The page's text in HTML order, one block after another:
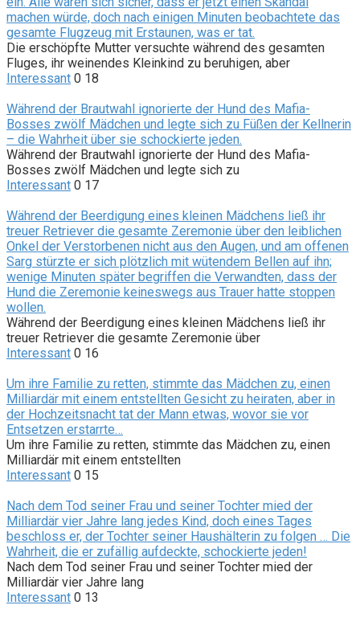
machen würde, doch nach einigen Minuten beobachtete das
gesamte Flugzeug mit Erstaunen, was er tat.
Die erschöpfte Mutter versuchte während des gesamten
Fluges, ihr weinendes Kleinkind zu beruhigen, aber
Interessant 0 18
Während der Brautwahl ignorierte der Hund des Mafia-
Bosses zwölf Mädchen und legte sich zu Füßen der Kellnerin
– die Wahrheit über sie schockierte jeden.
Während der Brautwahl ignorierte der Hund des Mafia-
Bosses zwölf Mädchen und legte sich zu
Interessant 0 17
Während der Beerdigung eines kleinen Mädchens ließ ihr
treuer Retriever die gesamte Zeremonie über den leiblichen
Onkel der Verstorbenen nicht aus den Augen, und am offenen
Sarg stürzte er sich plötzlich mit wütendem Bellen auf ihn;
wenige Minuten später begriffen die Verwandten, dass der
Hund die Zeremonie keineswegs aus Trauer hatte stoppen
wollen.
Während der Beerdigung eines kleinen Mädchens ließ ihr
treuer Retriever die gesamte Zeremonie über
Interessant 0 16
Um ihre Familie zu retten, stimmte das Mädchen zu, einen
Milliardär mit einem entstellten Gesicht zu heiraten, aber in
der Hochzeitsnacht tat der Mann etwas, wovor sie vor
Entsetzen erstarrte…
Um ihre Familie zu retten, stimmte das Mädchen zu, einen
Milliardär mit einem entstellten
Interessant 0 15
Nach dem Tod seiner Frau und seiner Tochter mied der
Milliardär vier Jahre lang jedes Kind, doch eines Tages
beschloss er, der Tochter seiner Haushälterin zu folgen … Die
Wahrheit, die er zufällig aufdeckte, schockierte jeden!
Nach dem Tod seiner Frau und seiner Tochter mied der
Milliardär vier Jahre lang
Interessant 0 13